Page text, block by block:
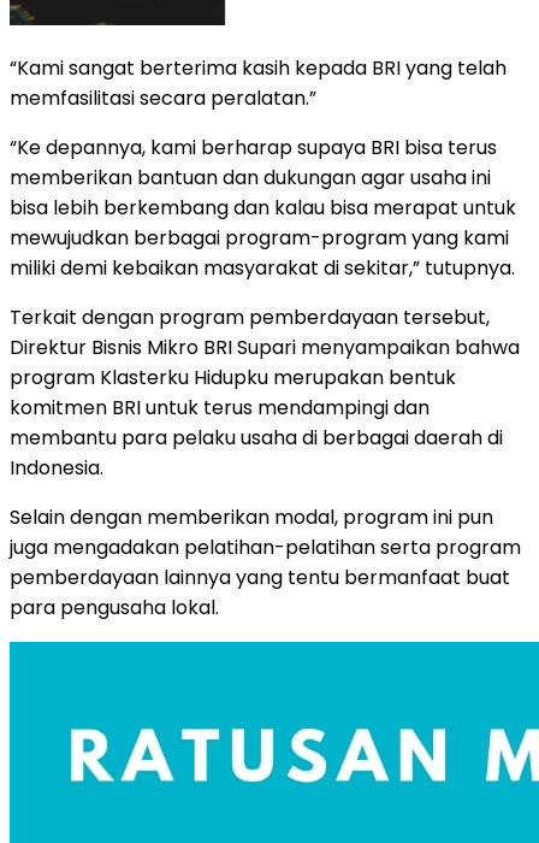
“Kami sangat berterima kasih kepada BRI yang telah
memfasilitasi secara peralatan.”
“Ke depannya, kami berharap supaya BRI bisa terus
memberikan bantuan dan dukungan agar usaha ini
bisa lebih berkembang dan kalau bisa merapat untuk
mewujudkan berbagai program-program yang kami
miliki demi kebaikan masyarakat di sekitar,” tutupnya.
Terkait dengan program pemberdayaan tersebut,
Direktur Bisnis Mikro BRI Supari menyampaikan bahwa
program Klasterku Hidupku merupakan bentuk
komitmen BRI untuk terus mendampingi dan
membantu para pelaku usaha di berbagai daerah di
Indonesia.
Selain dengan memberikan modal, program ini pun
juga mengadakan pelatihan-pelatihan serta program
pemberdayaan lainnya yang tentu bermanfaat buat
para pengusaha lokal.